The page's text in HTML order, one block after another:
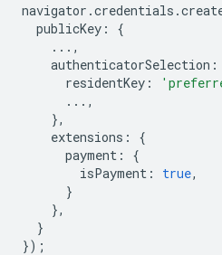
navigator .credentials .
publicKey :
{
...,
authenticatorSelection :
residentKey :
...,
},
extensions :
{
payment :
{
isPayment : true,
}
},
}
});